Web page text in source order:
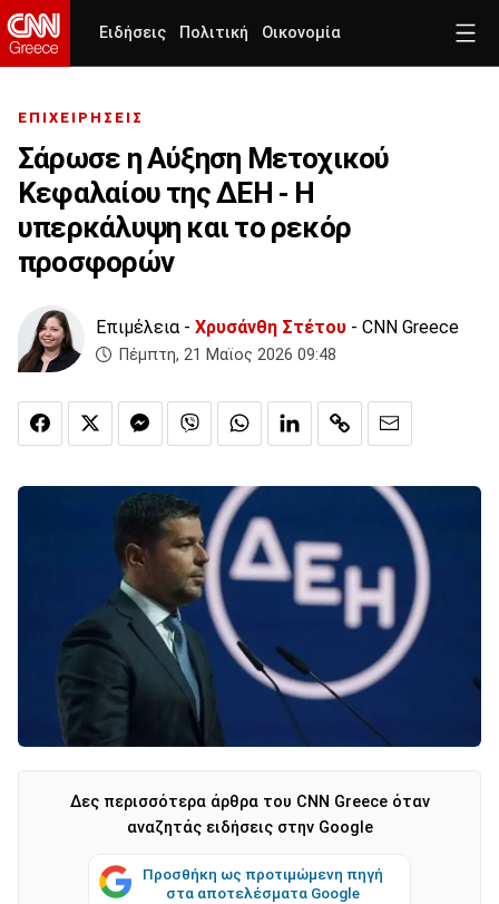
Ειδήσεις Πολιτική Οικονομία
ΕΠΙΧΕΙΡΗΣΕΙΣ
Σάρωσε η Αύξηση Μετοχικού
Κεφαλαίου της ΔΕΗ - Η
υπερκάλυψη και το ρεκόρ
προσφορών
Επιμέλεια - Χρυσάνθη Στέτου - CNN Greece
Πέμπτη, 21 Μαϊος 2026 09:48
Δες περισσότερα άρθρα του CNN Greece όταν
αναζητάς ειδήσεις στην Google
Προσθήκη ως προτιμώμενη πηγή
στα αποτελέσματα Google